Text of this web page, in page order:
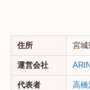
住所 宮城
運営会社
代表者 高橋